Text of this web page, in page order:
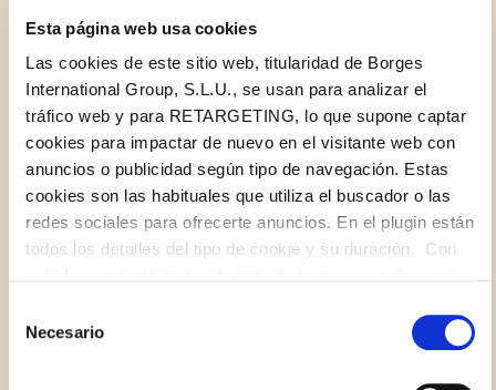
Esta página web usa cookies
Las cookies de este sitio web, titularidad de Borges
International Group, S.L.U., se usan para analizar el
tráfico web y para RETARGETING, lo que supone captar
cookies para impactar de nuevo en el visitante web con
anuncios o publicidad según tipo de navegación. Estas
cookies son las habituales que utiliza el buscador o las
redes sociales para ofrecerte anuncios. En el plugin están
todos los detalles del tipo de cookie y su duración. Con
aparece cómo evitar las cookies en el navegador. Si se
desea ver otra vez esta notificación navegar en privado y
aparecerá de nuevo. Le informamos que aún no habiendo
Necesario
Iniciar sessió amb Google